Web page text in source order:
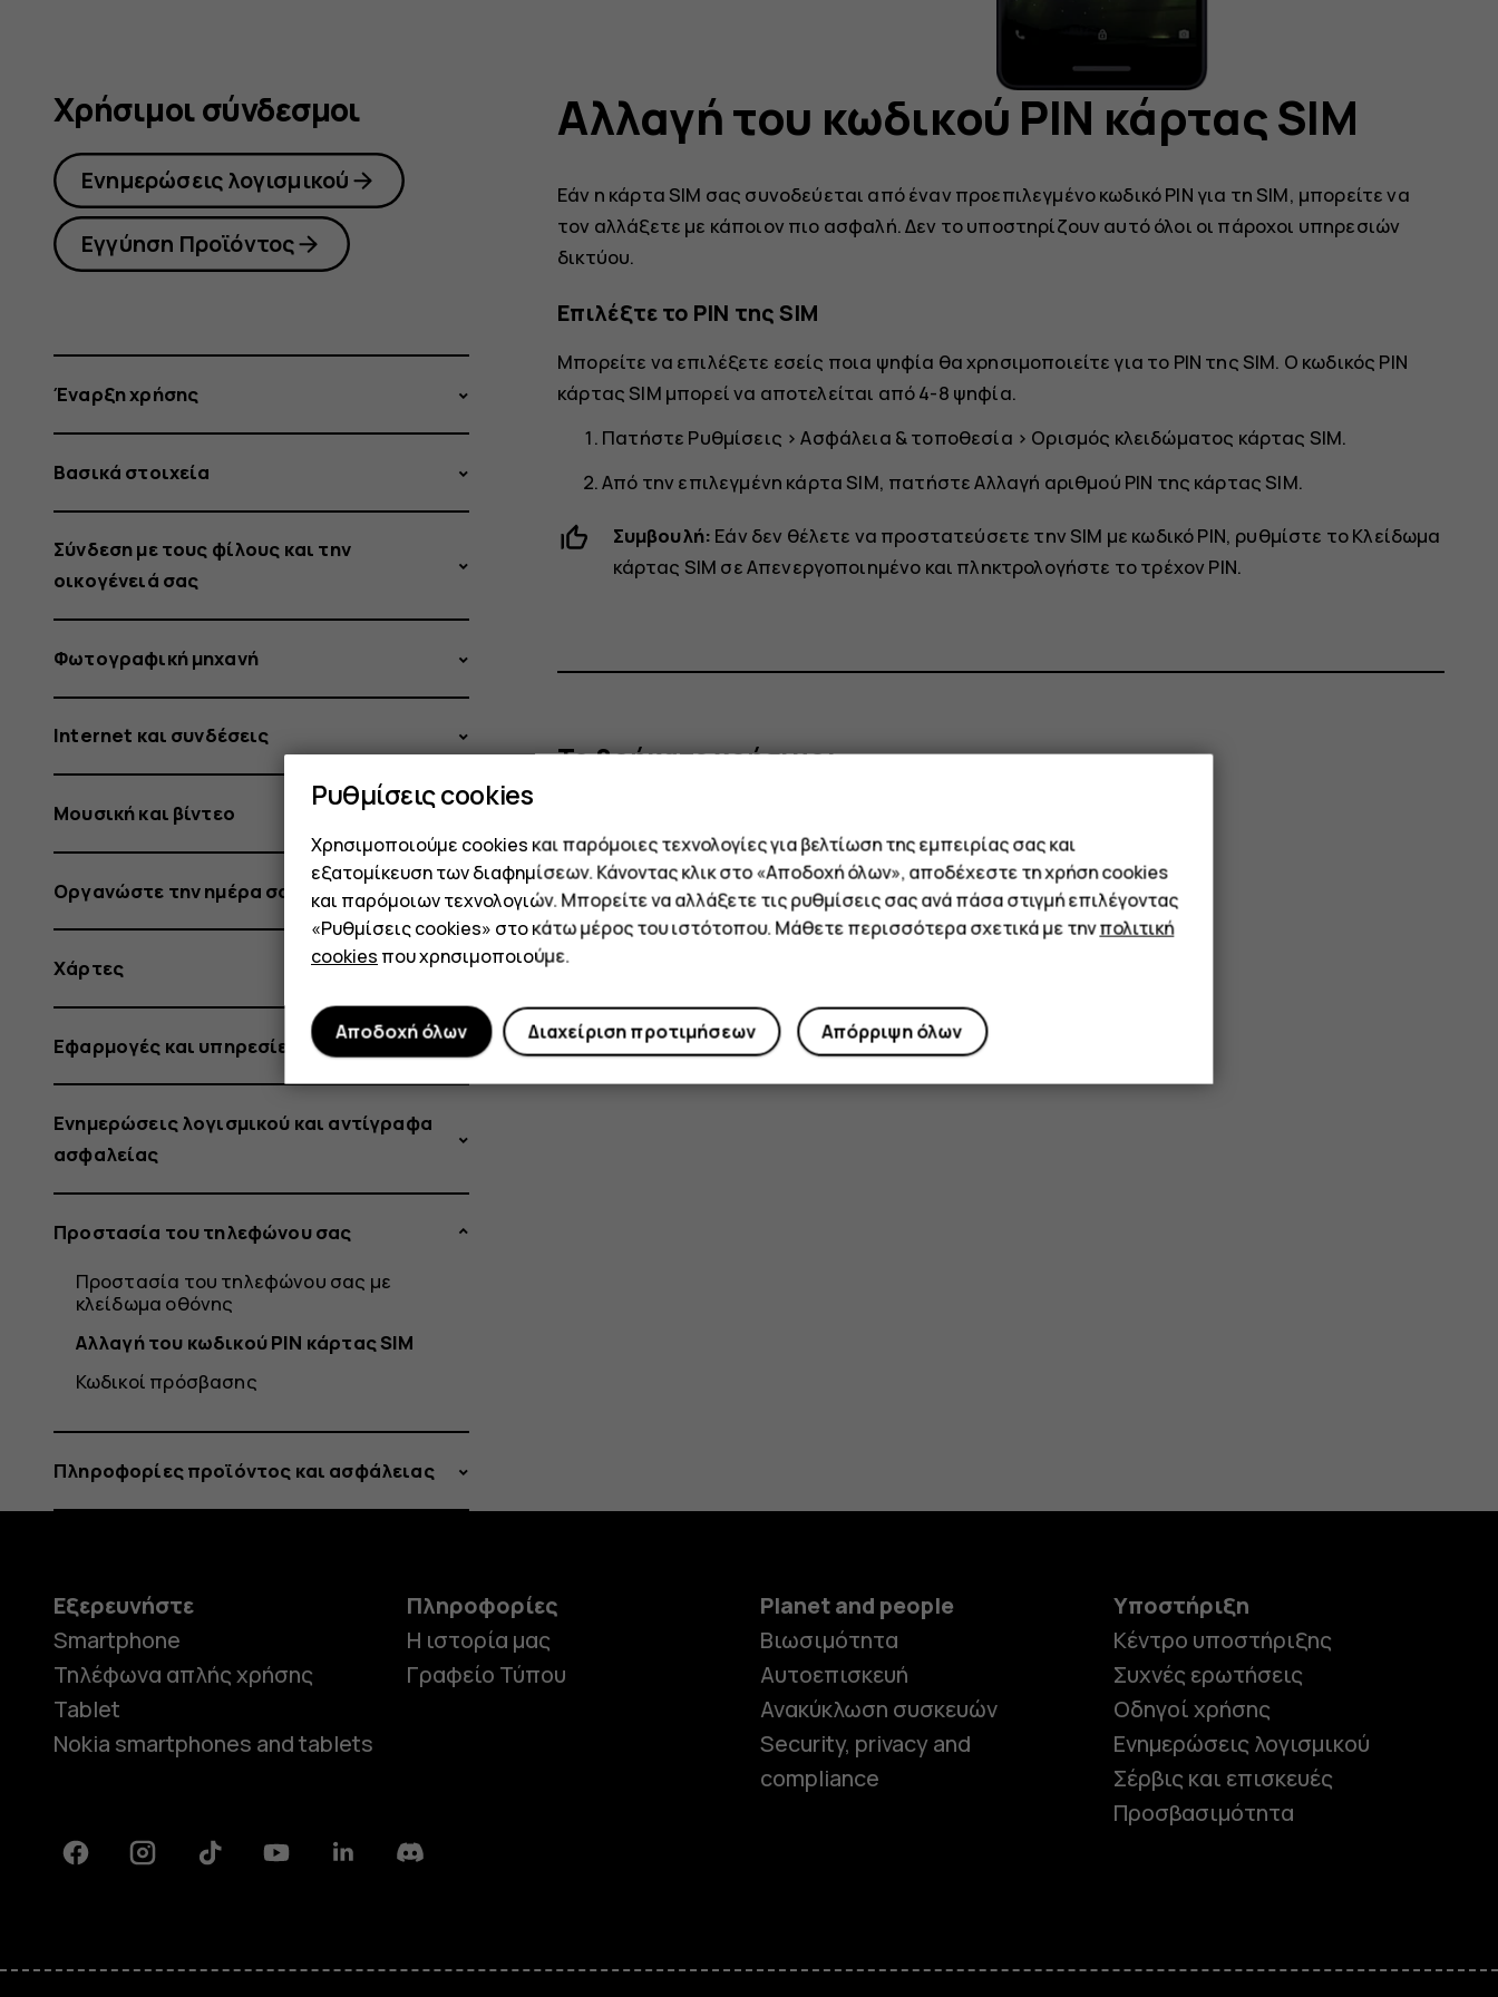
Αλλαγή του κωδικού PIN κάρτας SIM
Εάν η κάρτα SIM σας συνοδεύεται από έναν προεπιλεγμένο κωδικό PIN για τη SIM, μπορείτε να
τον αλλάξετε με κάποιον πιο ασφαλή. Δεν το υποστηρίζουν αυτό όλοι οι πάροχοι υπηρεσιών
δικτύου.
Επιλέξτε το PIN της SIM
Μπορείτε να επιλέξετε εσείς ποια ψηφία θα χρησιμοποιείτε για το PIN της SIM. Ο κωδικός PIN
κάρτας SIM μπορεί να αποτελείται από 4-8 ψηφία.
Πατήστε Ρυθμίσεις >Ασφάλεια & τοποθεσία > Ορισμός κλειδώματος κάρτας SIM.
Από την επιλεγμένη κάρτα SIM, πατήστεΑλλαγή αριθμού PIN της κάρτας SIM.
Συμβουλή: Εάν δεν θέλετε να προστατεύσετε την SIM με κωδικό PIN, ρυθμίστε τοΚλείδωμα
κάρτας SIM σεΑπενεργοποιημένο και πληκτρολογήστε το τρέχον PIN.
Το βρήκατε χρήσιμο;
Χρήσιμοι σύνδεσμοι
Ενημερώσεις λογισμικού
Εγγύηση Προϊόντος
Έναρξη χρήσης
Βασικά στοιχεία
Σύνδεση με τους φίλους και την
οικογένειά σας
Φωτογραφική μηχανή
Internet και συνδέσεις
Μουσική και βίντεο
Οργανώστε την ημέρα σας
Χάρτες
Εφαρμογές και υπηρεσίες
Ενημερώσεις λογισμικού και αντίγραφα
ασφαλείας
Προστασία του τηλεφώνου σας
Προστασία του τηλεφώνου σας με
κλείδωμα οθόνης
Αλλαγή του κωδικού PIN κάρτας SIM
Κωδικοί πρόσβασης
Πληροφορίες προϊόντος και ασφάλειας
Εξερευνήστε
Smartphone
Τηλέφωνα απλής χρήσης
Tablet
Nokia smartphones and tablets
Πληροφορίες
Η ιστορία μας
Γραφείο Τύπου
Planet and people
Βιωσιμότητα
Αυτοεπισκευή
Ανακύκλωση συσκευών
Security, privacy and
compliance
Υποστήριξη
Κέντρο υποστήριξης
Συχνές ερωτήσεις
Οδηγοί χρήσης
Ενημερώσεις λογισμικού
Σέρβις και επισκευές
Προσβασιμότητα
FacebookInstagramTiktok YoutubeLinkedinDiscord
Ρυθμίσεις cookies
Χρησιμοποιούμε cookies και παρόμοιες τεχνολογίες για βελτίωση της εμπειρίας σας και
εξατομίκευση των διαφημίσεων. Κάνοντας κλικ στο «Αποδοχή όλων», αποδέχεστε τη χρήση cookies
και παρόμοιων τεχνολογιών. Μπορείτε να αλλάξετε τις ρυθμίσεις σας ανά πάσα στιγμή επιλέγοντας
«Ρυθμίσεις cookies» στο κάτω μέρος του ιστότοπου. Μάθετε περισσότερα σχετικά με τηνπολιτική
cookies που χρησιμοποιούμε.
Απόρριψη όλων
Διαχείριση προτιμήσεων
Αποδοχή όλων